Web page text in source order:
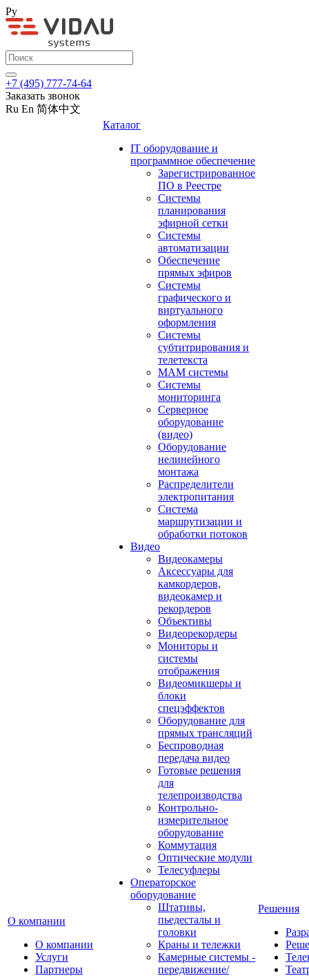
Ру
+7 (495) 777-74-64
Заказать звонок
Ru En 简体中文
О компании
О компании
Услуги
Партнеры
Каталог
IT оборудование и
программное обеспечение
Зарегистрированное
ПО в Реестре
Системы
планирования
эфирной сетки
Системы
автоматизации
Обеспечение
прямых эфиров
Системы
графического и
виртуального
оформления
Системы
субтитрирования и
телетекста
MAM системы
Системы
мониторинга
Серверное
оборудование
(видео)
Оборудование
нелинейного
монтажа
Распределители
электропитания
Система
маршрутизации и
обработки потоков
Видео
Видеокамеры
Аксессуары для
камкордеров,
видеокамер и
рекордеров
Объективы
Видеорекордеры
Мониторы и
системы
отображения
Видеомикшеры и
блоки
спецэффектов
Оборудование для
прямых трансляций
Беспроводная
передача видео
Готовые решения
для
телепроизводства
Контрольно-
измерительное
оборудование
Коммутация
Оптические модули
Телесуфлеры
Операторское
оборудование
Штативы,
пьедесталы и
головки
Краны и тележки
Камерные системы -
передвижение/
Решения